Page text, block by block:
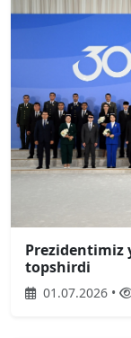
topshirdi
01.07.2026 •